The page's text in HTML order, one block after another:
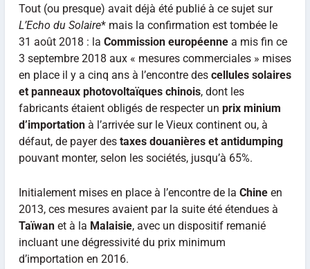
Tout (ou presque) avait déjà été publié à ce sujet sur
L’Echo du Solaire* mais la confirmation est tombée le
31 août 2018 : la Commission européennea mis fin ce
3 septembre 2018 aux « mesures commerciales » mises
en place il y a cinq ans à l’encontre des cellules solaires
et panneaux photovoltaïques chinois, dont les
fabricants étaient obligés de respecter un prix minium
d’importationà l’arrivée sur le Vieux continent ou, à
défaut, de payer des taxes douanières et antidumping
pouvant monter, selon les sociétés, jusqu’à 65%.
Initialement mises en place à l’encontre de la Chineen
2013, ces mesures avaient par la suite été étendues à
Taïwanet à la Malaisie, avec un dispositif remanié
incluant une dégressivité du prix minimum
d’importation en 2016.